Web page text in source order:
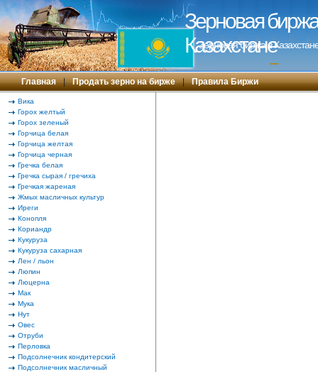
Зерновая
Казахстане
Зерновая биржа в
---
Главная | Продать зерно на бирже | Правила Биржи
Вика
Горох желтый
Горох зеленый
Горчица белая
Горчица желтая
Горчица черная
Гречка белая
Гречка сырая / гречиха
Гречкая жареная
Жмых масличных культур
Иреги
Конопля
Кориандр
Кукуруза
Кукуруза сахарная
Лен / льон
Люпин
Люцерна
Мак
Мука
Нут
Овес
Отруби
Перловка
Подсолнечник кондитерский
Подсолнечник масличный